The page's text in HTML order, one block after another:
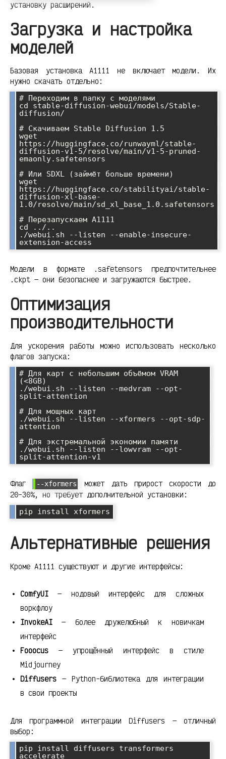
установку расширений.
Загрузка и настройка
моделей
Базовая установка A1111 не включает модели. Их
нужно скачать отдельно:
# Переходим в папку с моделями
cd stable-diffusion-webui/models/Stable-
diffusion/
# Скачиваем Stable Diffusion 1.5
wget
https://huggingface.co/runwayml/stable-
diffusion-v1-5/resolve/main/v1-5-pruned-
emaonly.safetensors
# Или SDXL (займёт больше времени)
wget
https://huggingface.co/stabilityai/stable-
diffusion-xl-base-
1.0/resolve/main/sd_xl_base_1.0.safetensors
# Перезапускаем A1111
cd ../..
./webui.sh --listen --enable-insecure-
Модели в формате .safetensors предпочтительнее
.ckpt — они безопаснее и загружаются быстрее.
Оптимизация
производительности
Для ускорения работы можно использовать несколько
флагов запуска:
# Для карт с небольшим объёмом VRAM
(<8GB)
./webui.sh --listen --medvram --opt-
split-attention
# Для мощных карт
./webui.sh --listen --xformers --opt-sdp-
attention
# Для экстремальной экономии памяти
./webui.sh --listen --lowvram --opt-
Флаг --xformers
может дать прирост скорости до
20-30%, но требует дополнительной установки:
Альтернативные решения
Кроме A1111 существуют и другие интерфейсы:
ComfyUI — нодовый интерфейс для сложных
воркфлоу
InvokeAI — более дружелюбный к новичкам
интерфейс
Fooocus — упрощённый интерфейс в стиле
Midjourney
Diffusers — Python-библиотека для интеграции
в свои проекты
Для программной интеграции Diffusers — отличный
выбор:
pip install diffusers transformers